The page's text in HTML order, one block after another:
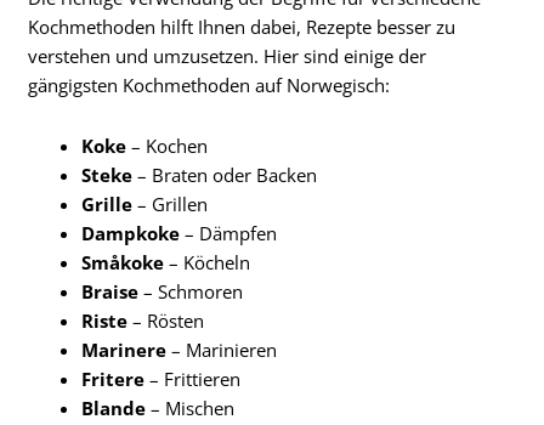
Kochmethoden hilft Ihnen dabei, Rezepte besser zu
verstehen und umzusetzen. Hier sind einige der
gängigsten Kochmethoden auf Norwegisch:
Koke – Kochen
Steke – Braten oder Backen
Grille – Grillen
Dampkoke – Dämpfen
Småkoke – Köcheln
Braise – Schmoren
Riste – Rösten
Marinere – Marinieren
Fritere – Frittieren
Blande – Mischen